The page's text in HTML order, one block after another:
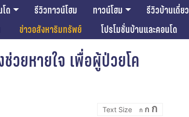
ด รีวิวทาวน์โฮม ทาวน์โฮม รีวิวบ้านเดี่ยว
ข่าวอสังหาริมทรัพย์ โปรโมชั่นบ้านและคอนโด
วยหายใจ เพื่อผู้ป่วยโค
ก
Decrease
font
size.
ก Reset
font
ก